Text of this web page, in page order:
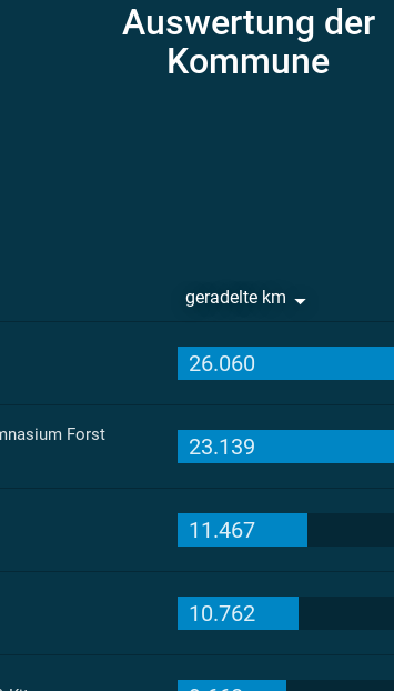
Auswertung der
Kommune
geradelte km
26.060
Forst
23.139
11.467
10.762